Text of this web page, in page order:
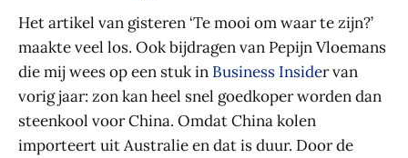
Het artikel van gisteren ‘Te mooi om waar te zijn?’
maakte veel los. Ook bijdragen van Pepijn Vloemans
die mij wees op een stuk in Business Insider van
vorig jaar: zon kan heel snel goedkoper worden dan
steenkool voor China. Omdat China kolen
importeert uit Australie en dat is duur. Door de